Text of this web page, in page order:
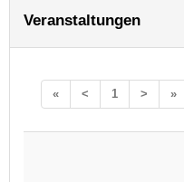
Veranstaltungen
« < 1 > »